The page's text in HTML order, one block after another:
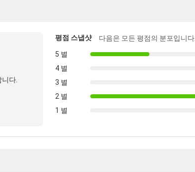
다.
평점 스냅샷
다음은 모든 평점의 분포입니다.
5 별
4 별
3 별
2 별
1 별